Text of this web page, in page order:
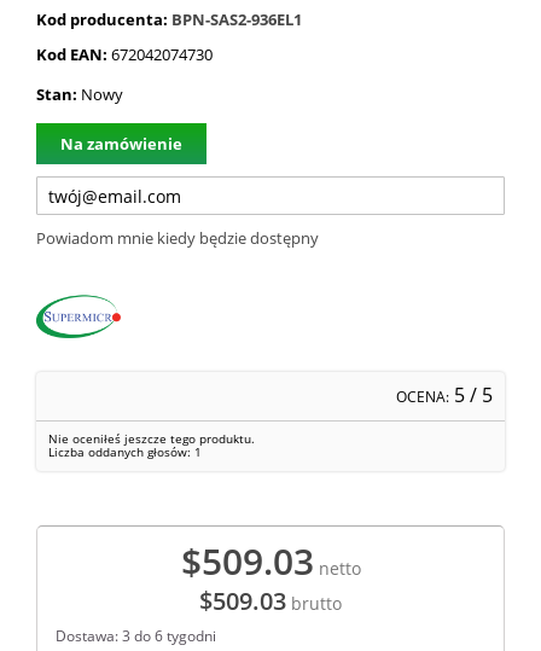
Kod producenta: BPN-SAS2-936EL1
Kod EAN: 672042074730
Stan: Nowy
Na zamówienie
Powiadom mnie kiedy będzie dostępny
OCENA: 5/ 5
Nie oceniłeś jeszcze tego produktu.
Liczba oddanych głosów: 1
$509.03 netto
$509.03 brutto
Dostawa: 3 do 6 tygodni